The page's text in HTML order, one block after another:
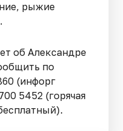
рыжие
об Александре
по
(инфорг
5452 (горячая